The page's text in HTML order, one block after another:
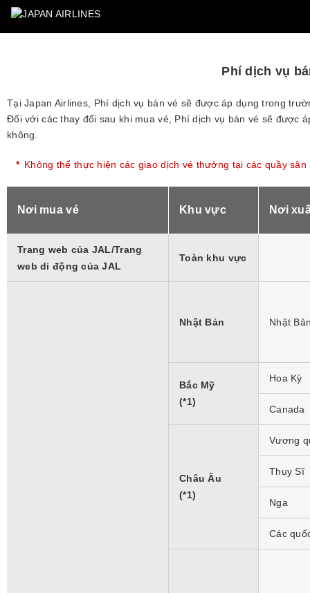
Phí dịch vụ
Tại Japan Airlines, Phí dịch vụ bán vé sẽ được áp dụng trong
Đối với các thay đổi sau khi mua vé, Phí dịch vụ bán vé sẽ được
không.
* Không thể thực hiện các giao dịch vé thưởng tại các quầy
Nơi mua vé Khu vực Nơi
Trang web của JAL/Trang
web di động của JAL
Toàn khu vực
Nhật Bản Nhật
Bắc Mỹ
(*1)
Hoa Kỳ
Canada
Châu Âu
(*1)
Vương
Thụy Sĩ
Nga
Các